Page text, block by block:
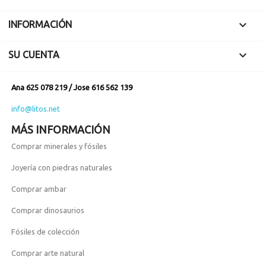
INFORMACIÓN 
SU CUENTA 
Ana 625 078 219 / Jose 616 562 139
info@litos.net
MÁS INFORMACIÓN
Comprar minerales y fósiles
Joyería con piedras naturales
Comprar ambar
Comprar dinosaurios
Fósiles de colección
Comprar arte natural